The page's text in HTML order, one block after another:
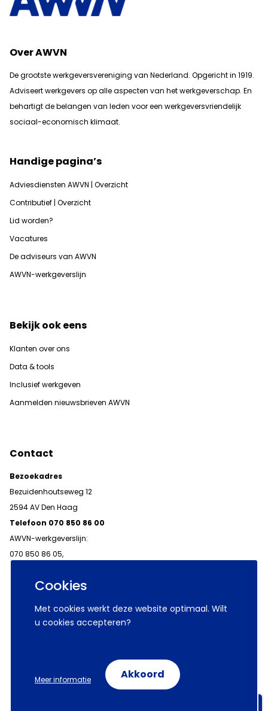
Cookies
Met cookies werkt deze website optimaal. Wilt
u cookies accepteren?
Meer informatie Akkoord
Over AWVN
De grootste werkgeversvereniging van Nederland. Opgericht in 1919.
Adviseert werkgevers op alle aspecten van het werkgeverschap. En
behartigt de belangen van leden voor een werkgeversvriendelijk
sociaal-economisch klimaat.
Handige pagina’s
Adviesdiensten AWVN | Overzicht
Contributief | Overzicht
Lid worden?
Vacatures
De adviseurs van AWVN
AWVN-werkgeverslijn
Bekijk ook eens
Klanten over ons
Data & tools
Inclusief werkgeven
Aanmelden nieuwsbrieven AWVN
Contact
Bezoekadres
Bezuidenhoutseweg 12
2594 AV Den Haag
Telefoon 070 850 86 00
AWVN-werkgeverslijn:
070 850 86 05,
© 2026 AWVN
Volg ons op: